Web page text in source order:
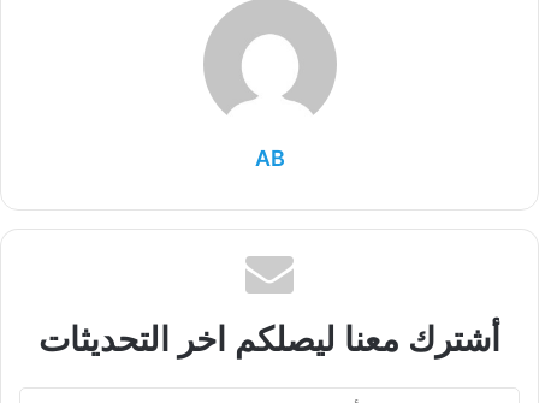
AB
أشترك معنا ليصلكم اخر التحديثات